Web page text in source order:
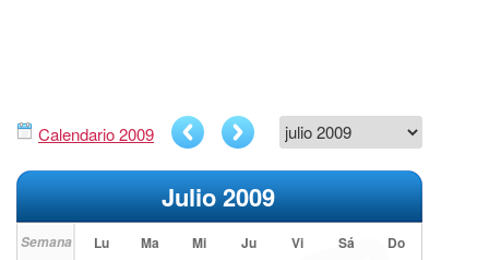
Calendario 2009
Julio 2009
Semana Lu Ma Mi Ju Vi Sá Do